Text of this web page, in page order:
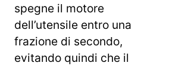
spegne il motore
dell’utensile entro una
frazione di secondo,
evitando quindi che il